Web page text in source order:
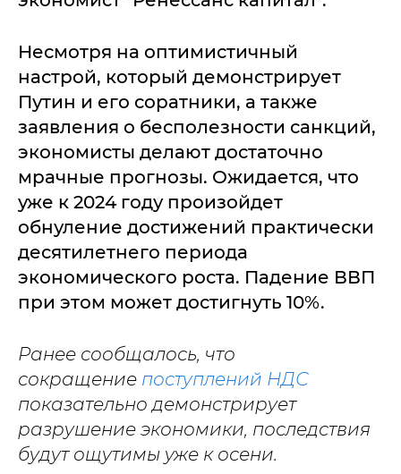
Несмотря на оптимистичный
настрой, который демонстрирует
Путин и его соратники, а также
заявления о бесполезности санкций,
экономисты делают достаточно
мрачные прогнозы. Ожидается, что
уже к 2024 году произойдет
обнуление достижений практически
десятилетнего периода
экономического роста. Падение ВВП
при этом может достигнуть 10%.
Ранее сообщалось, что
сокращение поступлений НДС
показательно демонстрирует
разрушение экономики, последствия
будут ощутимы уже к осени.